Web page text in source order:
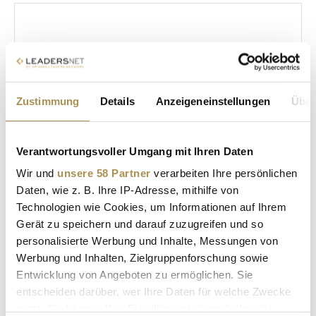
Zustimmung Details Anzeigeneinstellungen
Verantwortungsvoller Umgang mit Ihren Daten
Wir und unsere 58 Partner verarbeiten Ihre persönlichen
Daten, wie z. B. Ihre IP-Adresse, mithilfe von
Technologien wie Cookies, um Informationen auf Ihrem
Gerät zu speichern und darauf zuzugreifen und so
personalisierte Werbung und Inhalte, Messungen von
Werbung und Inhalten, Zielgruppenforschung sowie
Entwicklung von Angeboten zu ermöglichen. Sie
entscheiden darüber, wer Ihre Daten für welche Zwecke
LEADERSNET.TV
LAUTSCHALTEN